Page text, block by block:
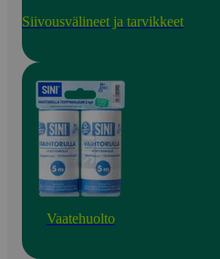
Siivousvälineet ja tarvikkeet
Vaatehuolto